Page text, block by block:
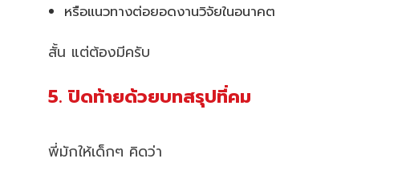
หรือแนวทางต่อยอดงานวิจัยในอนาคต
สั้น แต่ต้องมีครับ
5. ปิดท้ายด้วยบทสรุปที่คม
พี่มักให้เด็กๆ คิดว่า